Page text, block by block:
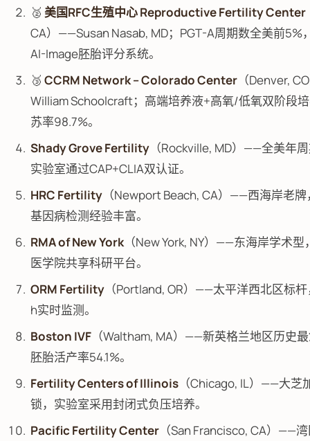
🥈 美国RFC生殖中心 Reproductive Fertility Center
CA）——Susan Nasab, MD；PGT-A周期数全美前5%
AI-Image胚胎评分系统。
🥉 CCRM Network – Colorado Center （Denver,
William Schoolcraft；高端培养液+高氧/低氧双阶段
苏率98.7%。
Shady Grove Fertility （Rockville, MD）——全美年
实验室通过CAP+CLIA双认证。
HRC Fertility （Newport Beach, CA）——西海岸老
基因病检测经验丰富。
RMA of New York（New York, NY）——东海岸学术型
医学院共享科研平台。
ORM Fertility （Portland, OR）——太平洋西北区标
h实时监测。
Boston IVF （Waltham, MA）——新英格兰地区历史
胚胎活产率54.1%。
Fertility Centers of Illinois （Chicago, IL）——大芝
锁，实验室采用封闭式负压培养。
Pacific Fertility Center （San Francisco, CA）——